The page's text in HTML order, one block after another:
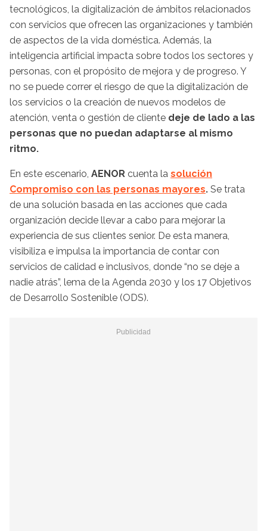
tecnológicos, la digitalización de ámbitos relacionados
con servicios que ofrecen las organizaciones y también
de aspectos de la vida doméstica. Además, la
inteligencia artificial impacta sobre todos los sectores y
personas, con el propósito de mejora y de progreso. Y
no se puede correr el riesgo de que la digitalización de
los servicios o la creación de nuevos modelos de
atención, venta o gestión de cliente deje de lado a las
personas que no puedan adaptarse al mismo
ritmo.
En este escenario, AENOR cuenta la solución
Compromiso con las personas mayores. Se trata
de una solución basada en las acciones que cada
organización decide llevar a cabo para mejorar la
experiencia de sus clientes senior. De esta manera,
visibiliza e impulsa la importancia de contar con
servicios de calidad e inclusivos, donde “no se deje a
nadie atrás”, lema de la Agenda 2030 y los 17 Objetivos
de Desarrollo Sostenible (ODS).